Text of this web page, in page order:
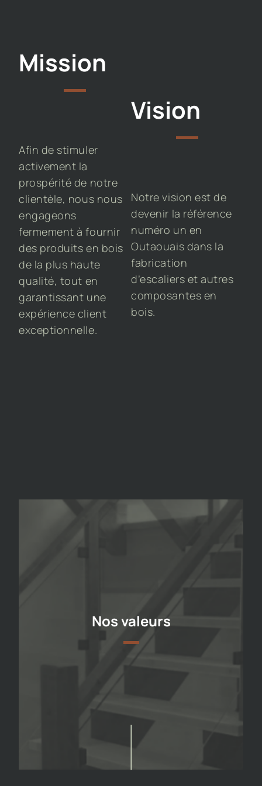
Mission
Afin de stimuler
activement la
prospérité de notre
clientèle, nous nous
engageons
fermement à fournir
des produits en bois
de la plus haute
qualité, tout en
garantissant une
expérience client
exceptionnelle.
Vision
Notre vision est de
devenir la référence
numéro un en
Outaouais dans la
fabrication
d’escaliers et autres
composantes en
bois.
Nos valeurs